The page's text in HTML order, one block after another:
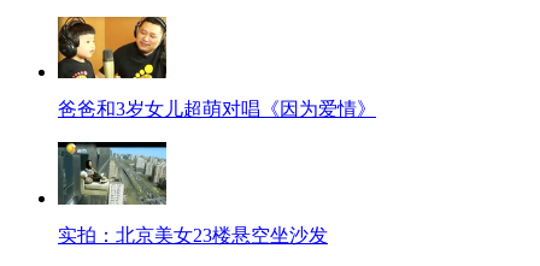
爸爸和3岁女儿超萌对唱《因为爱情》
实拍：北京美女23楼悬空坐沙发